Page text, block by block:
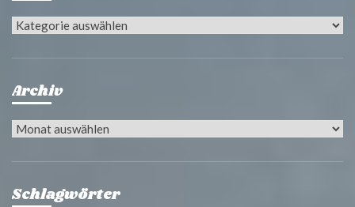
Kategorien
Archiv
Archiv
Schlagwörter